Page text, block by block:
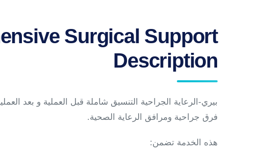
Surgical Support
Description
بيري-الرعاية الجراحية التنسيق شاملة قبل العملية و بعد
فرق جراحية ومرافق الرعاية الصحية.
هذه الخدمة تضمن: